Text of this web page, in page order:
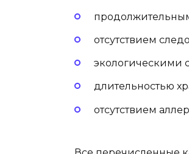
отсутствием
экологическими
длительностью
отсутствием